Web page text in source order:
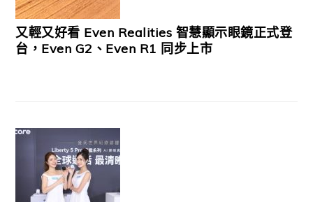
又輕又好看 Even Realities 智慧顯示眼鏡正式登
台，Even G2、Even R1 同步上市